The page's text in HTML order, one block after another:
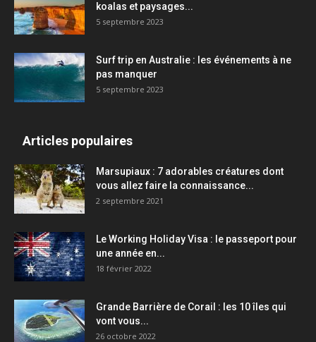
koalas et paysages...
5 septembre 2023
Surf trip en Australie : les événements à ne
pas manquer
5 septembre 2023
Articles populaires
Marsupiaux : 7 adorables créatures dont
vous allez faire la connaissance...
2 septembre 2021
Le Working Holiday Visa : le passeport pour
une année en...
18 février 2022
Grande Barrière de Corail : les 10 îles qui
vont vous...
26 octobre 2022